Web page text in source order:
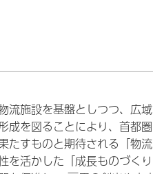
流施設を基盤としつつ、広域
成を図ることにより、首都圏
たすものと期待される「物流
を活かした「成長ものづくり